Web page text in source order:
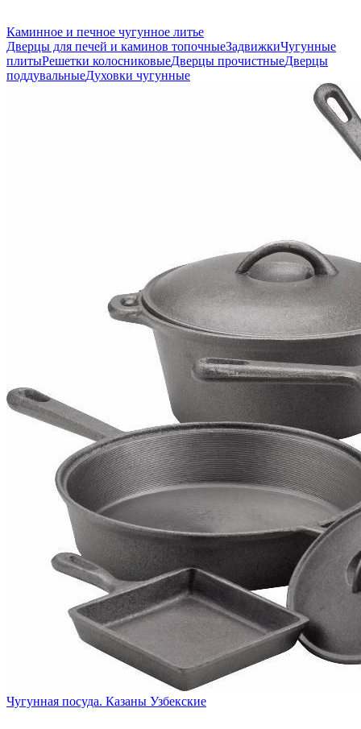
Каминное и печное чугунное литье
Дверцы для печей и каминов топочныеЗадвижкиЧугунные
плитыРешетки колосниковыеДверцы прочистныеДверцы
поддувальныеДуховки чугунные
Чугунная посуда. Казаны Узбекские